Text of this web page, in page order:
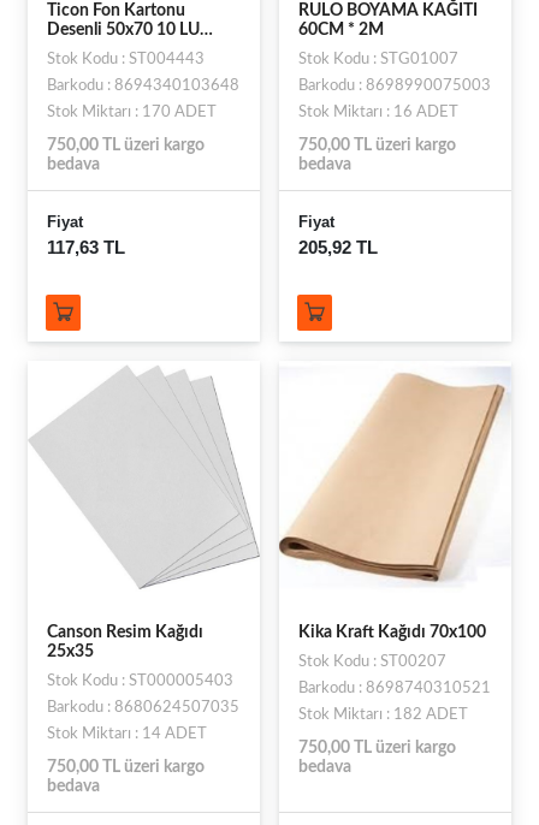
Ticon Fon Kartonu
Desenli 50x70 10 LU
292766
Stok Kodu : ST004443
Barkodu : 8694340103648
Stok Miktarı : 170 ADET
750,00 TL üzeri kargo
bedava
Fiyat
117,63 TL
RULO BOYAMA KAĞITI
60CM * 2M
Stok Kodu : STG01007
Barkodu : 8698990075003
Stok Miktarı : 16 ADET
750,00 TL üzeri kargo
bedava
Fiyat
205,92 TL
Canson Resim Kağıdı
25x35
Stok Kodu : ST000005403
Barkodu : 8680624507035
Stok Miktarı : 14 ADET
750,00 TL üzeri kargo
bedava
Kika Kraft Kağıdı 70x100
Stok Kodu : ST00207
Barkodu : 8698740310521
Stok Miktarı : 182 ADET
750,00 TL üzeri kargo
bedava